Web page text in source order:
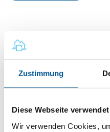
Zustimmung
Diese Webseite
Wir verwenden Cookies,
Preise inkl. MwSt.
Produkt Anzahl: Gib den
Sofort verfügbar, Lieferzeit: 2-5